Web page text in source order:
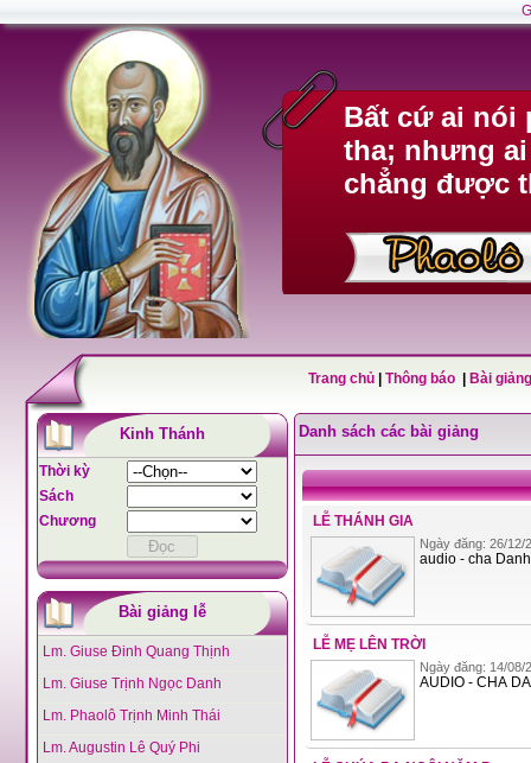
Bất cứ ai nói
tha; nhưng
chẳng được
Trang chủ Thông báo Bài
Kinh Thánh
Thời kỳ
Sách
Chương
Bài giảng lễ
Lm. Giuse Đinh Quang Thịnh
Lm. Giuse Trịnh Ngọc Danh
Lm. Phaolô Trịnh Minh Thái
Lm. Augustin Lê Quý Phi
Danh sách các bài giảng
LỄ THÁNH GIA
Ngày đăng: 26/12/
audio - cha
LỄ MẸ LÊN TRỜI
Ngày đăng: 14/08/
AUDIO - CHA